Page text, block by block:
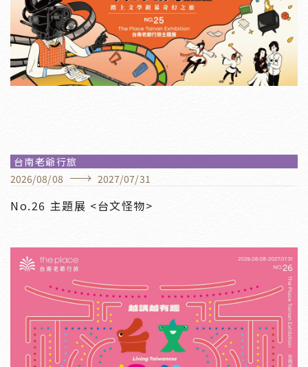
台南老爺行旅
2026/08/08 2027/07/31
No.26 主題展 <台文怪物>